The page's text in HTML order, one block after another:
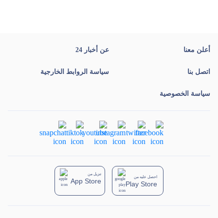
أعلن معنا عن أخبار 24
اتصل بنا سياسة الروابط الخارجية
سياسة الخصوصية
تنزيل من
App Store
احصل عليه من
Play Store